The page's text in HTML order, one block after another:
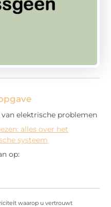
elektrische problemen
alles over het
systeem
op:
waarop u vertrouwt